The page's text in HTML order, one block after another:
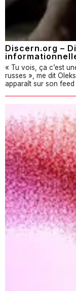
Discern.org –
« Tu vois, ça c’est
russes », me dit
apparaît sur son